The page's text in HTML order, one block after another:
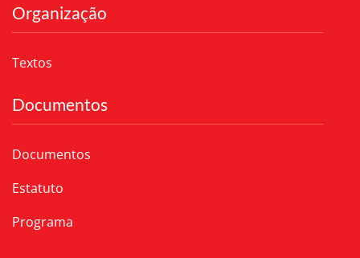
Organização
Textos
Documentos
Documentos
Estatuto
Programa